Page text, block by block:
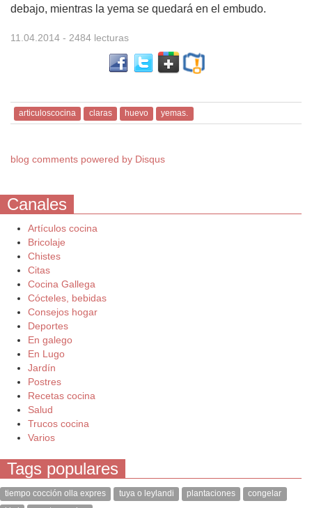
debajo, mientras la yema se quedará en el embudo.
11.04.2014 - 2484 lecturas
articuloscocina claras huevo yemas.
blog comments powered by Disqus
Canales
Artículos cocina
Bricolaje
Chistes
Citas
Cocina Gallega
Cócteles, bebidas
Consejos hogar
Deportes
En galego
En Lugo
Jardín
Postres
Recetas cocina
Salud
Trucos cocina
Varios
Tags populares
tiempo cocción olla expres tuya o leylandi plantaciones
congelar